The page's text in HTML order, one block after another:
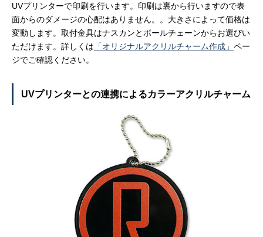
UVプリンターで印刷を行います。印刷は裏から行いますので表
面からのダメージの心配はありません。。大きさによって価格は
変動します。取付金具はナスカンとボールチェーンからお選びい
ただけます。詳しくは 「オリジナルアクリルチャーム作成」 ペー
ジでご確認ください。
UVプリンターとの連携によるカラーアクリルチャーム